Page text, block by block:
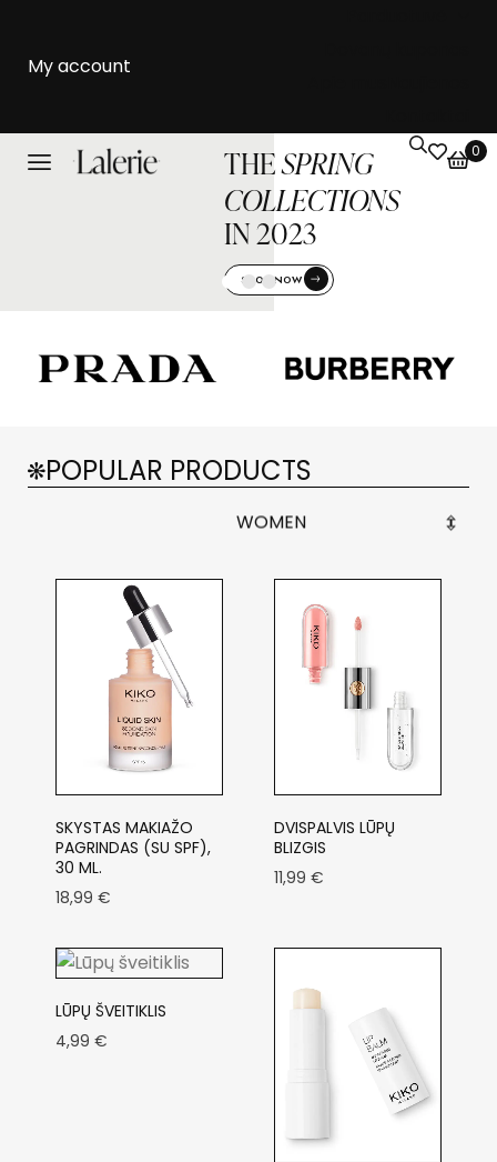
My account
0
THESPRING
COLLECTIONS
IN 2023
SHOP NOW
POPULAR PRODUCTS
WOMEN
SKYSTAS MAKIAŽO
PAGRINDAS (SU SPF),
30 ML.
18,99 €
DVISPALVIS LŪPŲ
BLIZGIS
11,99 €
LŪPŲ ŠVEITIKLIS
4,99 €